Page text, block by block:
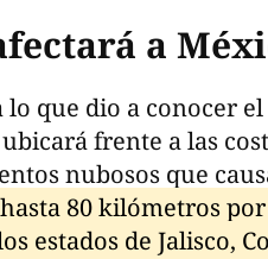
a
lo que dio a conocer
ubicará frente a las
nubosos que
80 kilómetros
estados de Jalisco,